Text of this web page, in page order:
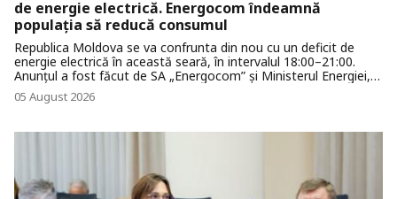
de energie electrică. Energocom îndeamnă
populația să reducă consumul
Republica Moldova se va confrunta din nou cu un deficit de
energie electrică în această seară, în intervalul 18:00–21:00.
Anunțul a fost făcut de SA „Energocom” și Ministerul Energiei,
în contextul creșterii consumului de energie pe fondul valului de
caniculă.
05 August 2026